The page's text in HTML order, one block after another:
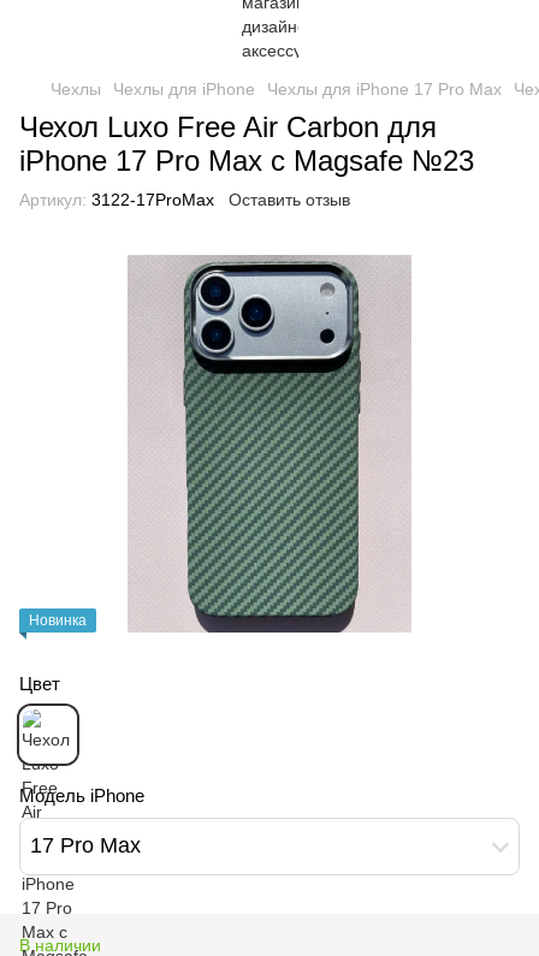
Чехлы Чехлы для iPhone Чехлы для iPhone 17 Pro Max
Чехол Luxo Free Air Carbon для
iPhone 17 Pro Max с Magsafe №23
Артикул: 3122-17ProMax Оставить отзыв
Новинка
Цвет
Модель iPhone
17 Pro Max
В наличии